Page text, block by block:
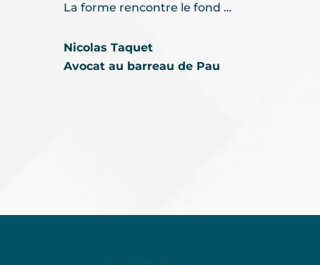
La forme rencontre le fond …
Nicolas Taquet
Avocat au barreau de Pau